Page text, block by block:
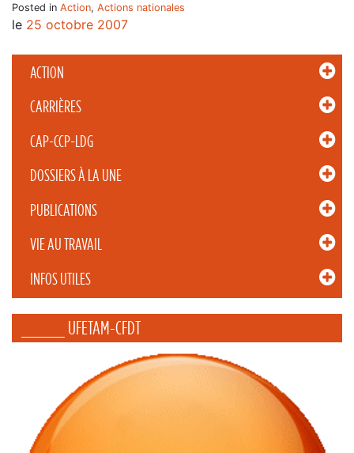
ACTION
CARRIÈRES
CAP-CCP-LDG
DOSSIERS À LA UNE
PUBLICATIONS
VIE AU TRAVAIL
INFOS UTILES
_____ UFETAM-CFDT
Posted in Action, Actions nationales
le 25 octobre 2007